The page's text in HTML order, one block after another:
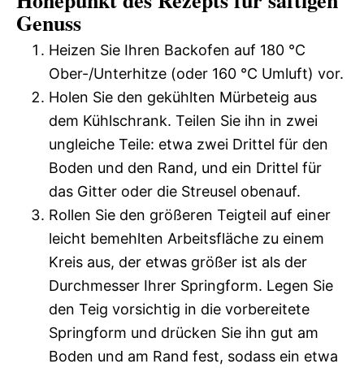
Genuss
Heizen Sie Ihren Backofen auf 180 °C
Ober-/Unterhitze (oder 160 °C Umluft) vor.
Holen Sie den gekühlten Mürbeteig aus
dem Kühlschrank. Teilen Sie ihn in zwei
ungleiche Teile: etwa zwei Drittel für den
Boden und den Rand, und ein Drittel für
das Gitter oder die Streusel obenauf.
Rollen Sie den größeren Teigteil auf einer
leicht bemehlten Arbeitsfläche zu einem
Kreis aus, der etwas größer ist als der
Durchmesser Ihrer Springform. Legen Sie
den Teig vorsichtig in die vorbereitete
Springform und drücken Sie ihn gut am
Boden und am Rand fest, sodass ein etwa